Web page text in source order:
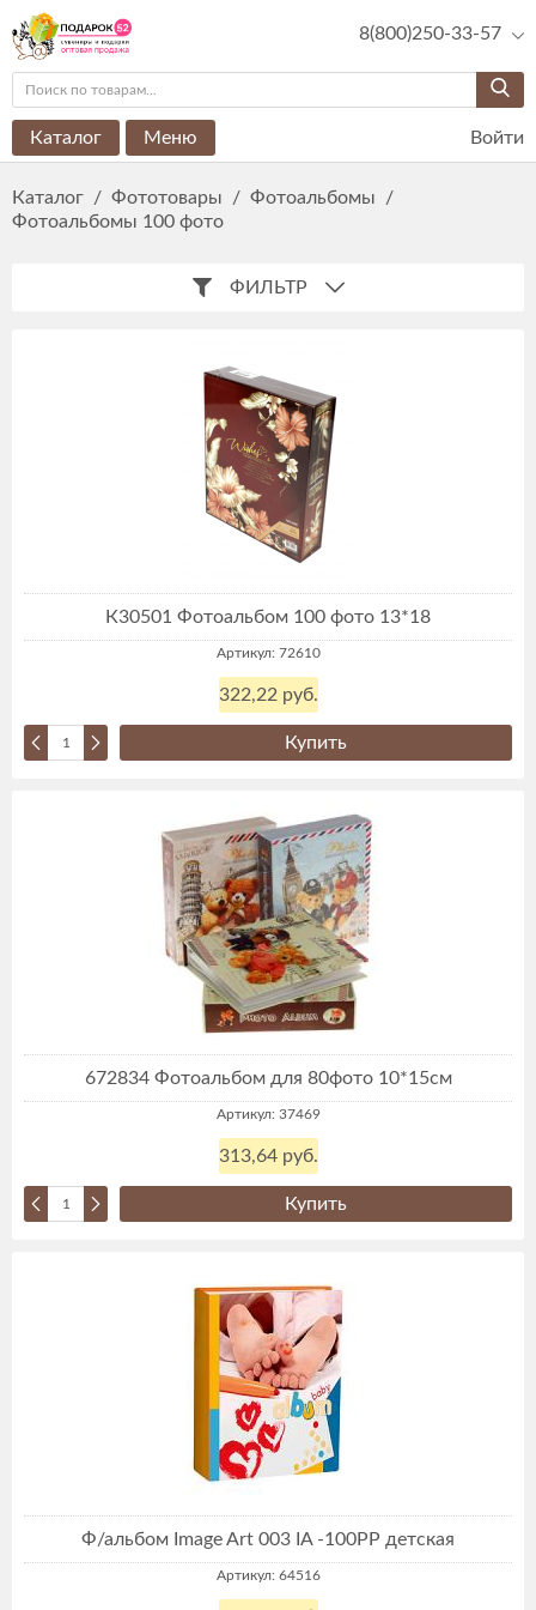
8(800)250-33-57
Каталог Меню Войти
Каталог / Фототовары / Фотоальбомы
/
Фотоальбомы 100 фото
ФИЛЬТР
К30501 Фотоальбом 100 фото 13*18
Артикул: 72610
322,22 руб.
Купить
672834 Фотоальбом для 80фото 10*15см
Артикул: 37469
313,64 руб.
Купить
Ф/альбом Image Art 003 IA -100PP детская
Артикул: 64516